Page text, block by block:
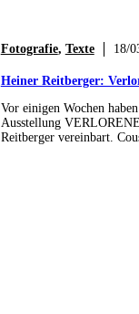
Fotografie, Texte 18/
Heiner Reitberger:
Vor einigen Wochen
Ausstellung
Reitberger vereinbart.